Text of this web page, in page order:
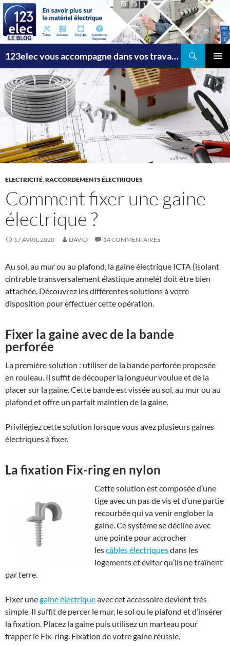
123elec vous accompagne dans vos travaux
MENU
CONTENU
ELECTRICITÉ,RACCORDEMENTS ÉLECTRIQUES
Comment fixer une gaine
électrique ?
17 AVRIL 2020 DAVID 14 COMMENTAIRES
Au sol, au mur ou au plafond, la gaine électrique ICTA (isolant
cintrable transversalement élastique annelé) doit être bien
attachée. Découvrez les différentes solutions à votre
disposition pour effectuer cette opération.
Fixer la gaine avec de la bande
perforée
La première solution : utiliser de la bande perforée proposée
en rouleau. Il suffit de découper la longueur voulue et de la
placer sur la gaine. Cette bande est vissée au sol, au mur ou au
plafond et offre un parfait maintien de la gaine.
Privilégiez cette solution lorsque vous avez plusieurs gaines
électriques à fixer.
La fixation Fix-ring en nylon
Cette solution est composée d’une
tige avec un pas de vis et d’une partie
recourbée qui va venir englober la
gaine. Ce système se décline avec
une pointe pour accrocher
lescâbles électriquesdans les
logements et éviter qu’ils ne traînent
par terre.
Fixer unegaine électriqueavec cet accessoire devient très
simple. Il suffit de percer le mur, le sol ou le plafond et d’insérer
la fixation. Placez la gaine puis utilisez un marteau pour
frapper le Fix-ring. Fixation de votre gaine réussie.